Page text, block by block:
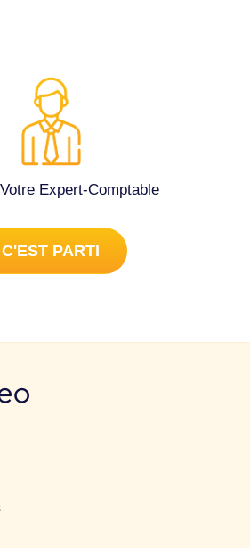
Expert-Comptable
C'EST PARTI